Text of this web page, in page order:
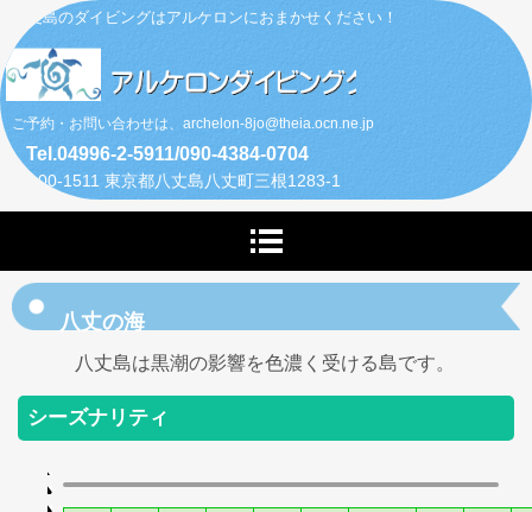
八丈島のダイビングはアルケロンにおまかせください！
ご予約・お問い合わせは、archelon-8jo@theia.ocn.ne.jp
Tel.04996-2-5911/090-4384-0704
〒100-1511 東京都八丈島八丈町三根1283-1
八丈の海
八丈島は黒潮の影響を色濃く受ける島です。
シーズナリティ